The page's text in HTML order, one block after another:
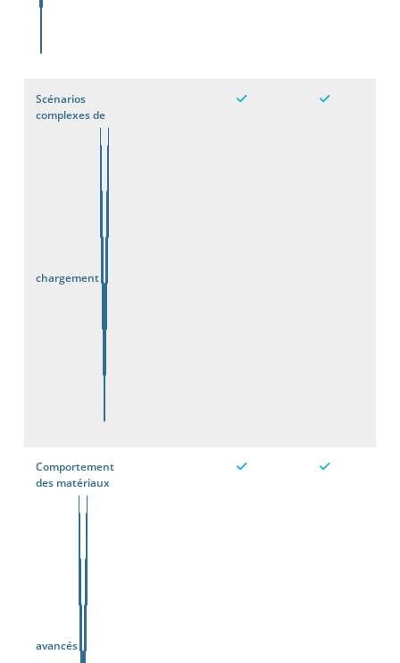
Scénarios
complexes de
chargement
Comportement
des matériaux
avancés